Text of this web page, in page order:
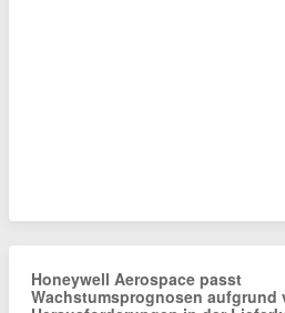
Honeywell Aerospace passt
Wachstumsprognosen aufgrund